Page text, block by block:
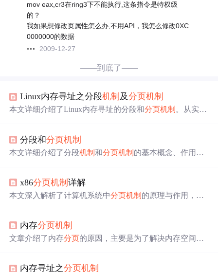
mov eax,cr3在ring3下不能执行,这条指令是特权级
的？
我如果想修改页属性怎么办,不用API，我怎么修改0XC
0000000的数据
2009-12-27
——到底了——
Linux内存寻址之分段机制 及分页机制
本文详细介绍了Linux内存寻址的分段和分页机制 。从实模
接着，文章讲解了IA32的
录项和页面项，以及Linux如何利用分页实现内存寻址。最
分段和分页机制
本文详细介绍了分段机制和分页机制 的基本概念、作用及
为固定大小的页面，便于物理内存管理。
x86分页机制详解
本文深入解析了计算机系统中分页机制 的原理与作用，探
表与页目录的概念，以及地址变换的具体步骤。
内存分页机制
文章介绍了内存分页的原因，主要是为了解决内存空间分
地址转换为物理地址，而二级页表则进一步优化了地址映
内存寻址之分页机制